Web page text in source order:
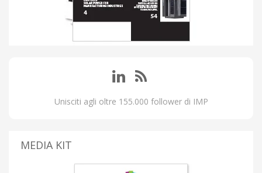
Unisciti agli oltre 155.000 follower di IMP
MEDIA KIT